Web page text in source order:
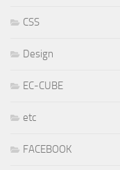
CSS
Design
EC-CUBE
etc
FACEBOOK